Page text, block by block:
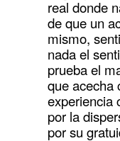
real donde
de que un
mismo,
nada el
prueba el
que acecha
experiencia
por la
por su